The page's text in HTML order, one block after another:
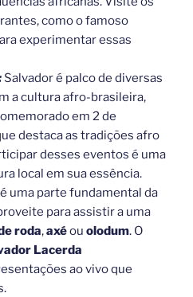
como o famoso
experimentar essas
Salvador é palco de diversas
a cultura afro-brasileira,
em 2 de
destaca as tradições afro
desses eventos é uma
local em sua essência.
uma parte fundamental da
para assistir a uma
roda,axéou olodum. O
Lacerda
ao vivo que